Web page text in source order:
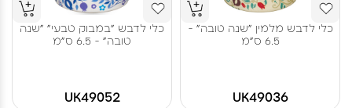
כלי לדבש מלמין "שנה טובה" -
6.5 ס"מ
UK49036
כלי לדבש "במבוק טבעי" "שנה
טובה" - 6.5 ס"מ
UK49052